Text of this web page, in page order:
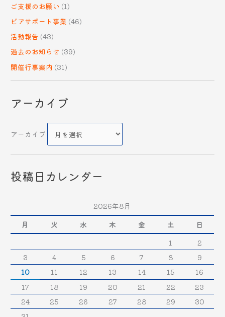
ご支援のお願い (1)
ピアサポート事業 (46)
活動報告 (43)
過去のお知らせ (39)
開催行事案内 (31)
アーカイブ
アーカイブ
投稿日カレンダー
2026年8月
月
火 水 木 金 土
日
1
2
3
4 5 6 7 8
9
10
11 12 13 14 15
16
17
18 19 20 21 22
23
24
25 26 27 28 29
30